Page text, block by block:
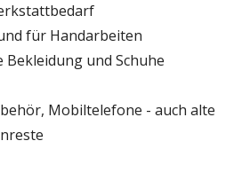
für Handarbeiten
und Schuhe
Mobiltelefone - auch alte